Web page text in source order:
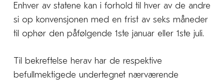
Enhver av statene kan i forhold til hver av de andre
si op konvensjonen med en frist av seks måneder
til ophør den påfølgende 1ste januar eller 1ste juli.
Til bekreftelse herav har de respektive
befullmektigede undertegnet nærværende